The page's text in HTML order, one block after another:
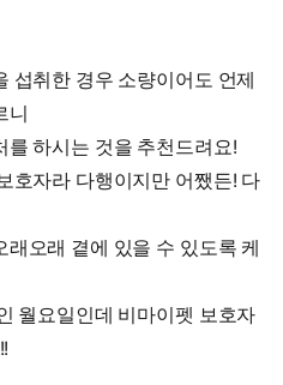
섭취한 경우 소량이어도 언제
니
를 하시는 것을 추천드려요!
호자라 다행이지만 어쨌든! 다
오래 곁에 있을 수 있도록 케
월요일인데 비마이펫 보호자